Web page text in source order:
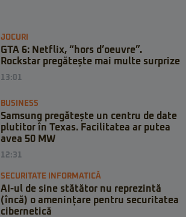
JOCURI
GTA 6: Netflix, “hors d’oeuvre”.
Rockstar pregătește mai multe surprize
13:01
BUSINESS
Samsung pregătește un centru de date
plutitor în Texas. Facilitatea ar putea
avea 50 MW
12:31
SECURITATE INFORMATICĂ
AI-ul de sine stătător nu reprezintă
(încă) o amenințare pentru securitatea
cibernetică